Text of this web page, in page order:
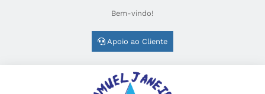
Bem-vindo!
Apoio ao Cliente